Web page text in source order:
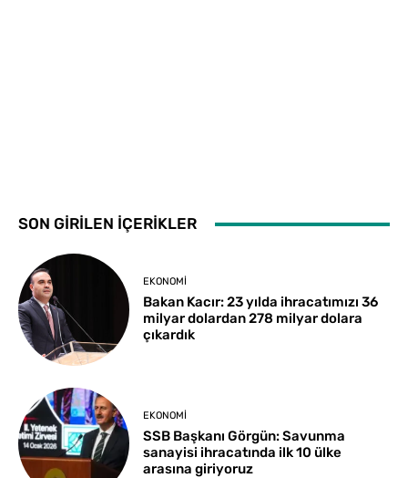
SON GİRİLEN İÇERİKLER
EKONOMI
Bakan Kacır: 23 yılda ihracatımızı 36
milyar dolardan 278 milyar dolara
çıkardık
EKONOMI
SSB Başkanı Görgün: Savunma
sanayisi ihracatında ilk 10 ülke
arasına giriyoruz